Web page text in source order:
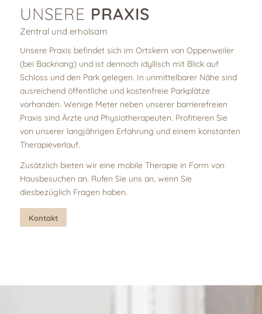
UNSERE PRAXIS
Zentral und erholsam
Unsere Praxis befindet sich im Ortskern von Oppenweiler
(bei Backnang) und ist dennoch idyllisch mit Blick auf
Schloss und den Park gelegen. In unmittelbarer Nähe sind
ausreichend öffentliche und kostenfreie Parkplätze
vorhanden. Wenige Meter neben unserer barrierefreien
Praxis sind Ärzte und Physiotherapeuten. Profitieren Sie
von unserer langjährigen Erfahrung und einem konstanten
Therapieverlauf.
Zusätzlich bieten wir eine mobile Therapie in Form von
Hausbesuchen an. Rufen Sie uns an, wenn Sie
diesbezüglich Fragen haben.
Kontakt